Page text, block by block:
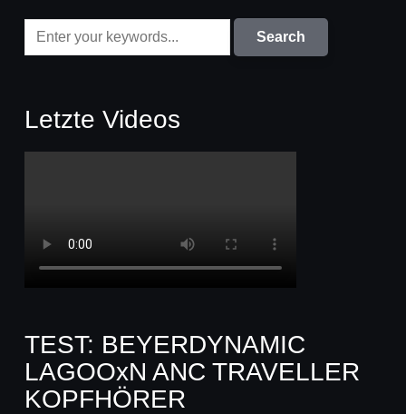
Letzte Videos
TEST: BEYERDYNAMIC
LAGOOxN ANC TRAVELLER
KOPFHÖRER